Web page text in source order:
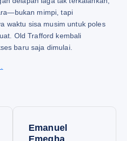
mimpi, tapi
waktu sisa musim untuk poles
Old Trafford kembali
baru saja dimulai.
Emanuel
Emegha